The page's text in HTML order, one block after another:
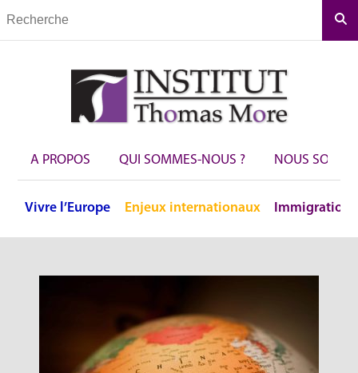
A PROPOS QUI SOMMES-NOUS ? NOUS
Vivre l’Europe Enjeux internationaux Immigration